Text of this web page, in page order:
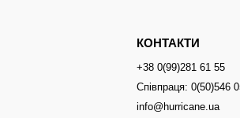
КОНТАКТИ
+38 0(99)281 61 55
Співпраця: 0(50)546
info@hurricane.ua